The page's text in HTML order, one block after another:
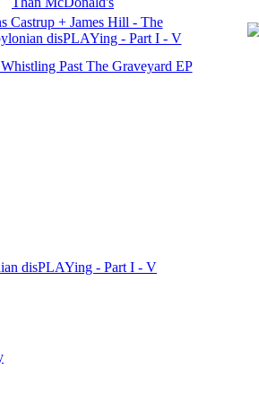
disPLAYing - Part I - V